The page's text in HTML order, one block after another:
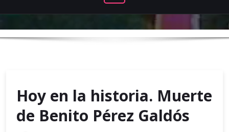
Hoy en la historia. Muerte
de Benito Pérez Galdós